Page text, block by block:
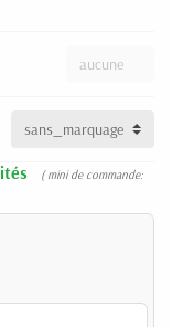
( mini de commande: